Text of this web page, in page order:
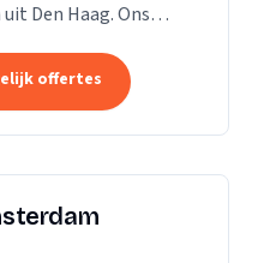
Den Haag. Ons
offertes